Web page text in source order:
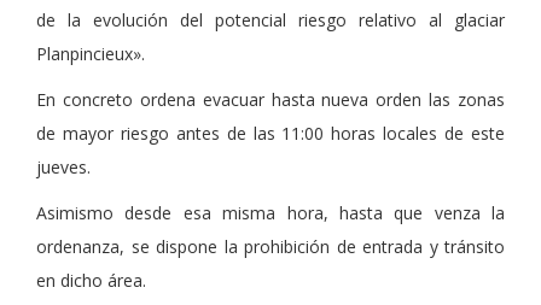
de la evolución del potencial riesgo relativo al glaciar
Planpincieux».
En concreto ordena evacuar hasta nueva orden las zonas
de mayor riesgo antes de las 11:00 horas locales de este
jueves.
Asimismo desde esa misma hora, hasta que venza la
ordenanza, se dispone la prohibición de entrada y tránsito
en dicho área.